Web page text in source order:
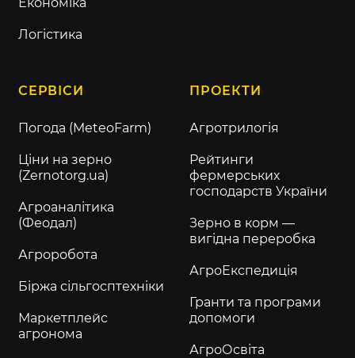
Логістика
СЕРВІСИ
Погода (MeteoFarm)
Ціни на зерно
(Zernotorg.ua)
Агроаналітика
(Феодал)
Агроробота
Біржа сільгосптехніки
Маркетплейс
агронома
ПРОЕКТИ
Агротрилогія
Рейтинги
фермерських
господарств України
Зерно в корм —
вигідна переробка
АгроЕкспедиція
Гранти та програми
допомоги
АгроОсвіта